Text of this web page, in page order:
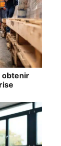
obtenir